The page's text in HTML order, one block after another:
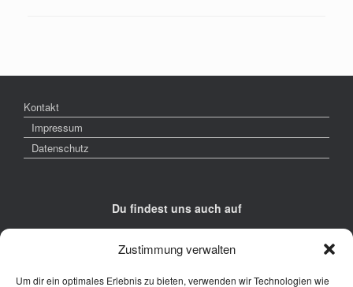
Zustimmung verwalten
Um dir ein optimales Erlebnis zu bieten, verwenden wir Technologien wie
Kontakt
Impressum
Datenschutz
Du findest uns auch auf